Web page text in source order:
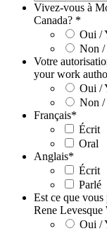
Vivez-vous à
Canada? *
Oui /
Non
Votre
your work
Oui /
Non
Français*
Écrit
Oral
Anglais*
Écrit
Parlé
Est ce que
Rene
Oui /